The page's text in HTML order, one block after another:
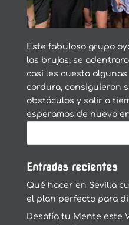
Este fabuloso grupo
las brujas, se
casi les cuesta
cordura, consiguieron
obstáculos y salir a
esperamos de nuevo
Entradas recientes
Qué hacer en Sevilla
el plan perfecto para
Desafía tu Mente este